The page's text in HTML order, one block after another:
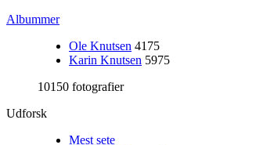
Albummer
Ole Knutsen 4175
Karin Knutsen 5975
10150 fotografier
Udforsk
Mest sete